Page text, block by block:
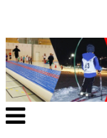
Veksle
navigasjon